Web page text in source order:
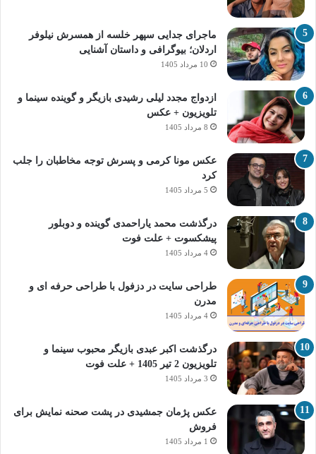
ماجرای جدایی سپهر خلسه از همسرش نیلوفر
اردلان؛ بیوگرافی و داستان آشنایی
10 مرداد 1405
ازدواج مجدد لیلی رشیدی بازیگر و گوینده سینما و
تلویزیون + عکس
8 مرداد 1405
عکس مونا کرمی و پسرش توجه مخاطبان را جلب
کرد
5 مرداد 1405
درگذشت محمد یاراحمدی گوینده و دوبلور
پیشکسوت + علت فوت
4 مرداد 1405
طراحی سایت در دزفول با طراحی حرفه‌ ای و
مدرن
4 مرداد 1405
درگذشت اکبر عبدی بازیگر محبوب سینما و
تلویزیون 2 تیر 1405 + علت فوت
3 مرداد 1405
عکس پژمان جمشیدی در پشت صحنه نمایش برای
فروش
1 مرداد 1405